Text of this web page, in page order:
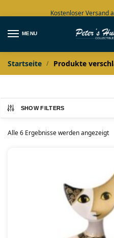
Kostenloser Versand
Große
MENU
Startseite / Produkte
SHOW FILTERS
Alle 6 Ergebnisse werden angezeigt